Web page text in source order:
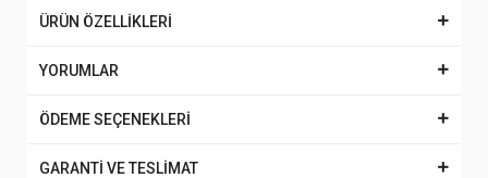
ÜRÜN ÖZELLİKLERİ
YORUMLAR
ÖDEME SEÇENEKLERİ
GARANTİ VE TESLİMAT